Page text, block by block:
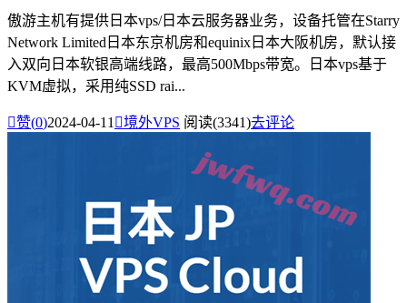
傲游主机有提供日本vps/日本云服务器业务，设备托管在Starry
Network Limited日本东京机房和equinix日本大阪机房，默认接
入双向日本软银高端线路，最高500Mbps带宽。日本vps基于
KVM虚拟，采用纯SSD rai...
赞(0)2024-04-11 境外VPS 阅读(3341)去评论